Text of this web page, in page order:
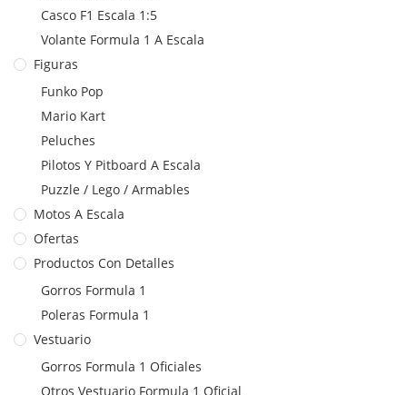
Casco F1 Escala 1:5
Volante Formula 1 A Escala
Figuras
Funko Pop
Mario Kart
Peluches
Pilotos Y Pitboard A Escala
Puzzle / Lego / Armables
Motos A Escala
Ofertas
Productos Con Detalles
Gorros Formula 1
Poleras Formula 1
Vestuario
Gorros Formula 1 Oficiales
Otros Vestuario Formula 1 Oficial